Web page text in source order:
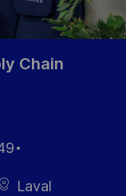
Chain
Laval